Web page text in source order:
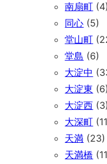
南扇町 (4)
同心 (5)
堂山町
堂島 (6)
大淀中
大淀東 (6)
大淀西 (3)
大深町
天満 (23)
天満橋